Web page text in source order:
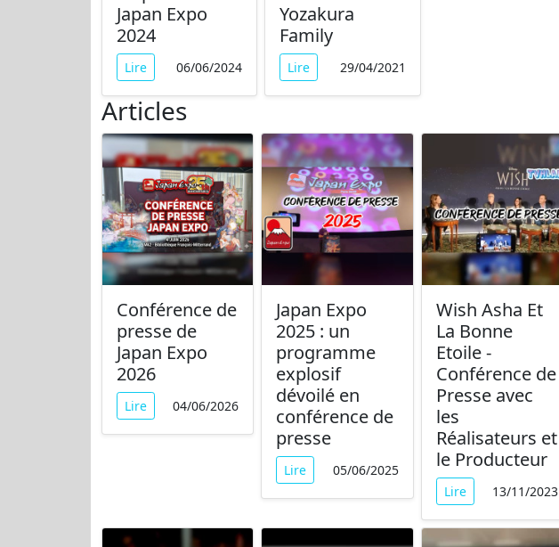
Japan Expo
2024
Lire 06/06/2024
Yozakura
Family
Lire 29/04/2021
Articles
Conférence de
presse de
Japan Expo
2026
Lire 04/06/2026
Japan Expo
2025 : un
programme
explosif
dévoilé en
conférence de
presse
Lire 05/06/2025
Wish Asha Et
La Bonne
Etoile -
Conférence de
Presse avec
les
Réalisateurs et
le Producteur
Lire 13/11/2023